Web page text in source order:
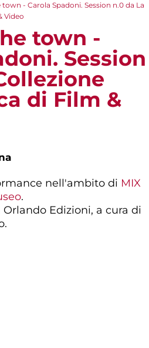
- Carola Spadoni. Session n.0 da La
Video
town -
Session
di Film &
nell'ambito di MIX
.
Edizioni, a cura di